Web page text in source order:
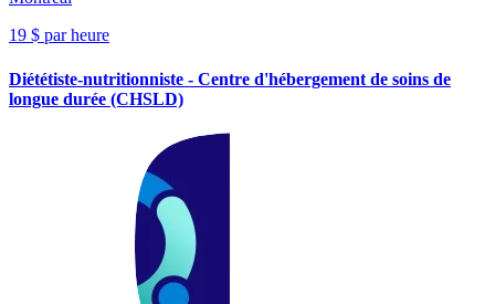
19 $ par heure
Diététiste-nutritionniste - Centre d'hébergement de soins de
longue durée (CHSLD)